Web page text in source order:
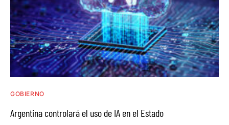
GOBIERNO
Argentina controlará el uso de IA en el Estado